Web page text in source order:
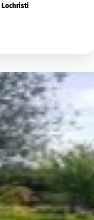
Lochristi